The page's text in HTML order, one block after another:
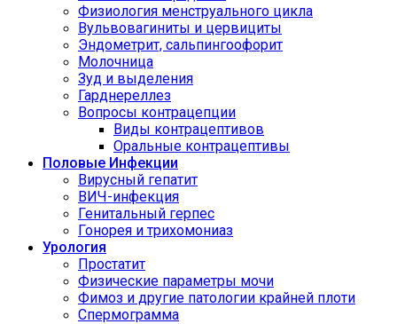
Физиология менструального цикла
Вульвовагиниты и цервициты
Эндометрит, сальпингоофорит
Молочница
Зуд и выделения
Гарднереллез
Вопросы контрацепции
Виды контрацептивов
Оральные контрацептивы
Половые Инфекции
Вирусный гепатит
ВИЧ-инфекция
Генитальный герпес
Гонорея и трихомониаз
Урология
Простатит
Физические параметры мочи
Фимоз и другие патологии крайней плоти
Спермограмма